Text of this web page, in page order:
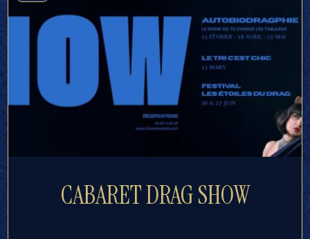
CABARET DRAG SHOW